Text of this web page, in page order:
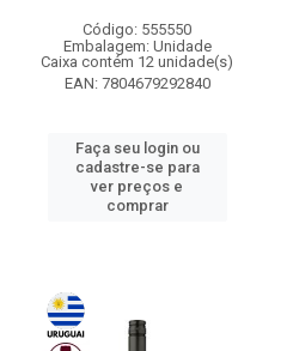
Código: 555550
Embalagem: Unidade
Caixa contém 12 unidade(s)
EAN: 7804679292840
Faça seu login ou
cadastre-se para
ver preços e
comprar